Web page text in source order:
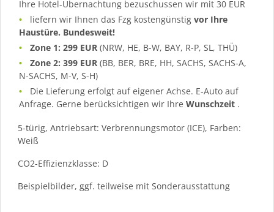
Ihre Hotel-Übernachtung bezuschussen wir mit 30 EUR
liefern wir Ihnen das Fzg kostengünstigvor Ihre
Haustüre. Bundesweit!
Zone 1: 299 EUR (NRW, HE, B-W, BAY, R-P, SL, THÜ)
Zone 2: 399 EUR (BB, BER, BRE, HH, SACHS, SACHS-A,
N-SACHS, M-V, S-H)
Die Lieferung erfolgt auf eigener Achse. E-Auto auf
Anfrage. Gerne berücksichtigen wir Ihre Wunschzeit .
5-türig, Antriebsart: Verbrennungsmotor (ICE), Farben:
Weiß
CO2-Effizienzklasse: D
Beispielbilder, ggf. teilweise mit Sonderausstattung